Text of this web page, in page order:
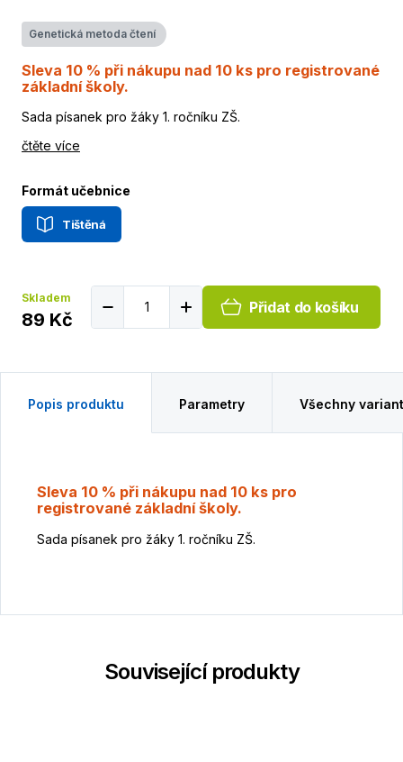
Genetická metoda čtení
Sleva 10 % při nákupu nad 10 ks pro registrované
základní školy.
Sada písanek pro žáky 1. ročníku ZŠ.
čtěte více
Formát učebnice
Tištěná
Skladem
89 Kč
Přidat do košíku
Popis produktu Parametry Všechny
Sleva 10 % při nákupu nad 10 ks pro
registrované základní školy.
Sada písanek pro žáky 1. ročníku ZŠ.
Související produkty